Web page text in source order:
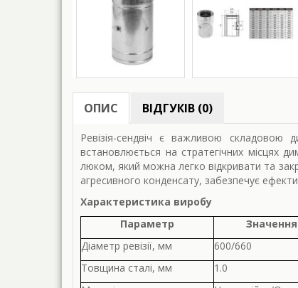
ОПИС ВІДГУКІВ (0)
Ревізія-сендвіч є важливою складовою
встановлюється на стратегічних місцях
люком, який можна легко відкривати та
агресивного конденсату, забезпечує
Характеристика виробу
Параметр
Значення
Діаметр ревізії, мм
600/660
Товщина сталі, мм
1.0